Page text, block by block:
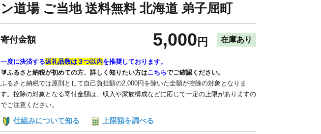
ン道場 ご当地 送料無料 北海道 弟子屈町
寄付金額 5,000 円 在庫あり
一度に決済する返礼品数は３つ以内を推奨しております。
🔰ふるさと納税が初めての方、詳しく知りたい方はこちらでご確認ください。
ふるさと納税では原則として自己負担額の2,000円を除いた全額が控除の対象となりま
す。控除の対象となる寄付金額は、収入や家族構成などに応じて一定の上限がありますの
でご注意ください。
仕組みについて知る 上限額を調べる